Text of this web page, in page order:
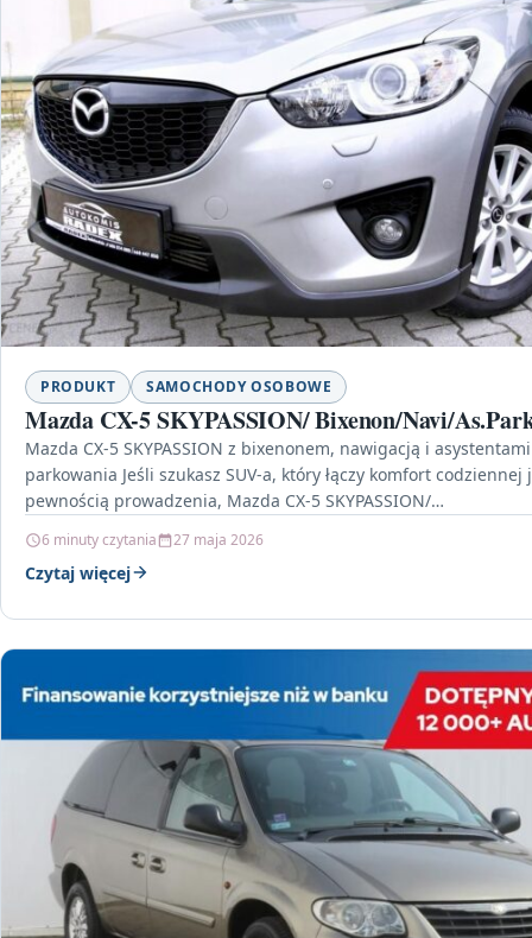
PRODUKT SAMOCHODY OSOBOWE
Mazda CX-5 SKYPASSION/ Bixenon/Navi/
Mazda CX-5 SKYPASSION z bixenonem, nawigacją i asystentami
parkowania Jeśli szukasz SUV-a, który łączy komfort codziennej
pewnością prowadzenia, Mazda CX-5 SKYPASSION/
6 minuty czytania 27 maja 2026
Czytaj więcej